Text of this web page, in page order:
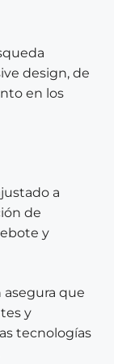
design, de
en los
a
de
y
asegura que
y
tecnologías